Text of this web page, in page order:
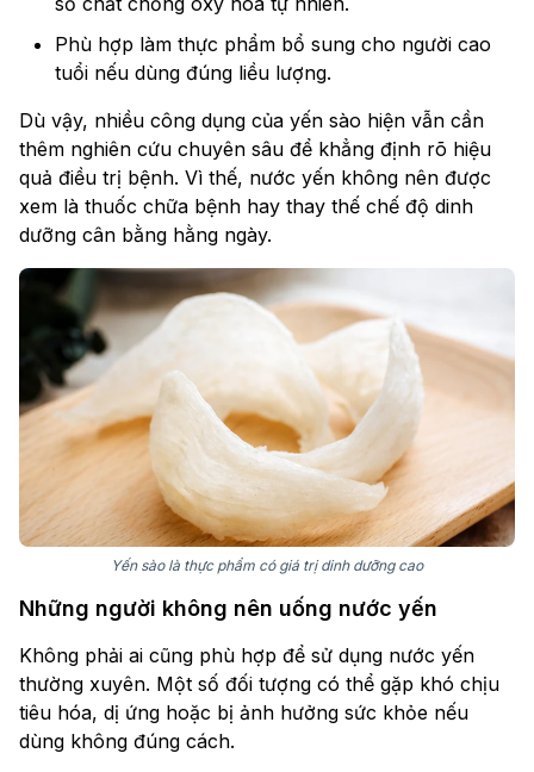
Phù hợp làm thực phẩm bổ sung cho người cao
tuổi nếu dùng đúng liều lượng.
Dù vậy, nhiều công dụng của yến sào hiện vẫn cần
thêm nghiên cứu chuyên sâu để khẳng định rõ hiệu
quả điều trị bệnh. Vì thế, nước yến không nên được
xem là thuốc chữa bệnh hay thay thế chế độ dinh
dưỡng cân bằng hằng ngày.
Yến sào là thực phẩm có giá trị dinh dưỡng cao
Những người không nên uống nước yến
Không phải ai cũng phù hợp để sử dụng nước yến
thường xuyên. Một số đối tượng có thể gặp khó chịu
tiêu hóa, dị ứng hoặc bị ảnh hưởng sức khỏe nếu
dùng không đúng cách.